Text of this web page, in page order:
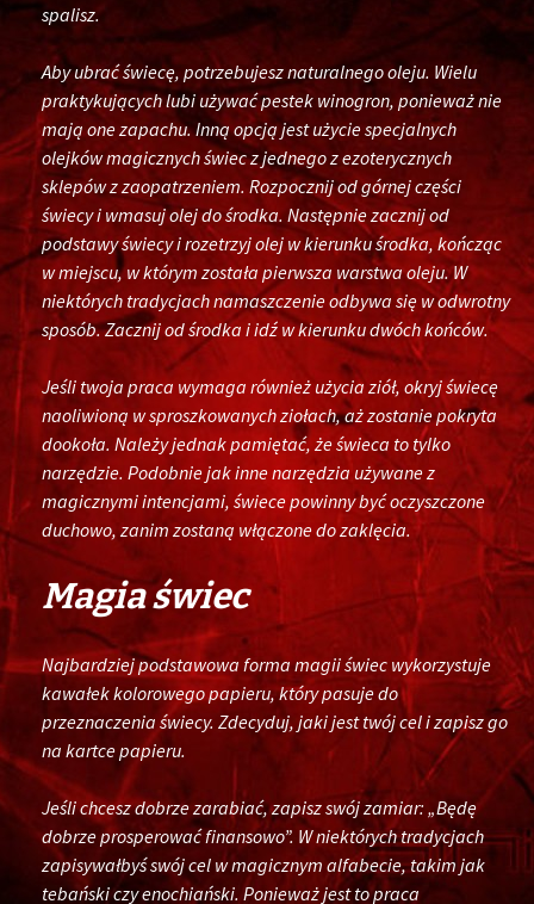
spalisz.
Aby ubrać świecę, potrzebujesz naturalnego oleju. Wielu
praktykujących lubi używać pestek winogron, ponieważ nie
mają one zapachu. Inną opcją jest użycie specjalnych
olejków magicznych świec z jednego z ezoterycznych
sklepów z zaopatrzeniem. Rozpocznij od górnej części
świecy i wmasuj olej do środka. Następnie zacznij od
podstawy świecy i rozetrzyj olej w kierunku środka, kończąc
w miejscu, w którym została pierwsza warstwa oleju. W
niektórych tradycjach namaszczenie odbywa się w odwrotny
sposób. Zacznij od środka i idź w kierunku dwóch końców.
Jeśli twoja praca wymaga również użycia ziół, okryj świecę
naoliwioną w sproszkowanych ziołach, aż zostanie pokryta
dookoła. Należy jednak pamiętać, że świeca to tylko
narzędzie. Podobnie jak inne narzędzia używane z
magicznymi intencjami, świece powinny być oczyszczone
duchowo, zanim zostaną włączone do zaklęcia.
Magia świec
Najbardziej podstawowa forma magii świec wykorzystuje
kawałek kolorowego papieru, który pasuje do
przeznaczenia świecy. Zdecyduj, jaki jest twój cel i zapisz go
na kartce papieru.
Jeśli chcesz dobrze zarabiać, zapisz swój zamiar: „Będę
dobrze prosperować finansowo”. W niektórych tradycjach
zapisywałbyś swój cel w magicznym alfabecie, takim jak
tebański czy enochiański. Ponieważ jest to praca